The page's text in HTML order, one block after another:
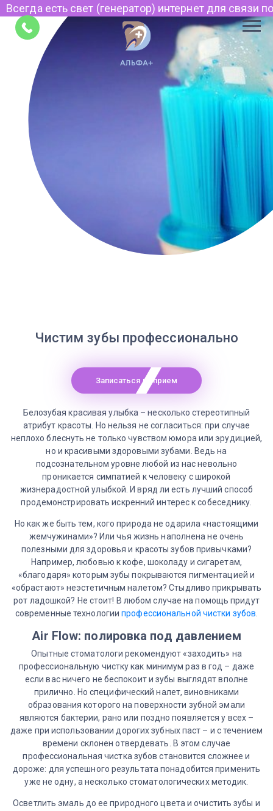
есть свет (генератор) интернет для связи по
Советы
Чистим зубы профессионально
Записаться на прием
Белозубая красивая улыбка – несколько стереотипный
атрибут красоты. Но нельзя не согласиться: при случае
неплохо блеснуть не только чувством юмора или эрудицией,
но и красивыми здоровыми зубами. Ведь на
подсознательном уровне любой из нас невольно
проникается симпатией к человеку с широкой
жизнерадостной улыбкой. И вряд ли есть лучший способ
продемонстрировать искренний интерес к собеседнику.
Но как же быть тем, кого природа не одарила «настоящими
жемчужинами»? Или чья жизнь наполнена не очень
полезными для здоровья и красоты зубов привычками?
Например, любовью к кофе, шоколаду и сигаретам,
«благодаря» которым зубы покрываются пигментацией и
«обрастают» неэстетичным налетом? Стыдливо прикрывать
рот ладошкой? Не стоит! В любом случае на помощь придут
современные технологиипрофессиональной чистки зубов
Air Flow: полировка под давлением
Опытные стоматологи рекомендуют «заходить» на
профессиональную чистку как минимум раз в год – даже
если вас ничего не беспокоит и зубы выглядят вполне
прилично. Но специфический налет, виновниками
образования которого на поверхности зубной эмали
являются бактерии, рано или поздно появляется у всех –
даже при использовании дорогих зубных паст – и с течением
времени склонен отвердевать. В этом случае
профессиональная чистка зубов становится сложнее и
дороже: для успешного результата понадобится применить
уже не одну, а несколько стоматологических методик.
Осветлить эмаль до ее природного цвета и очистить зубы и